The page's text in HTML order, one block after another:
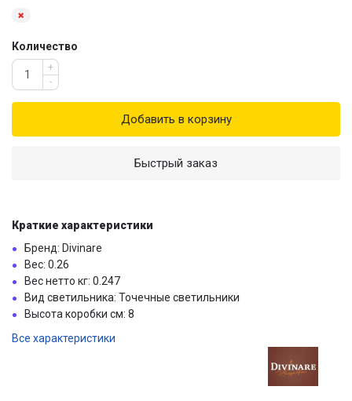
Количество
+
-
Добавить в корзину
Быстрый заказ
Краткие характеристики
Бренд: Divinare
Вес: 0.26
Вес нетто кг: 0.247
Вид светильника: Точечные светильники
Высота коробки см: 8
Все характеристики